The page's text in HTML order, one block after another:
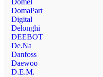
Domel
DomaPart
Digital
Delonghi
DEEBOT
De.Na
Danfoss
Daewoo
D.E.M.